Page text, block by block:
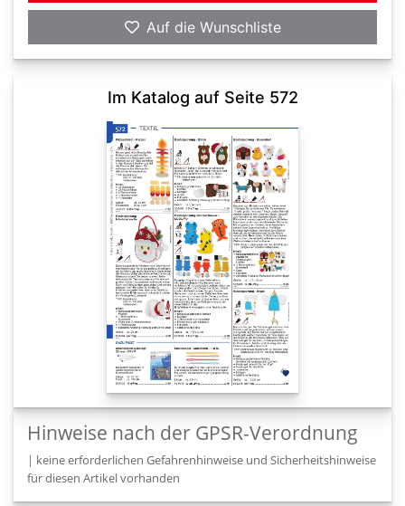
Auf die Wunschliste
Im Katalog auf Seite 572
Hinweise nach der GPSR-Verordnung
| keine erforderlichen Gefahrenhinweise und Sicherheitshinweise
für diesen Artikel vorhanden